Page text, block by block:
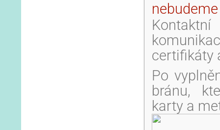
certifikáty
Po
bránu,
karty a